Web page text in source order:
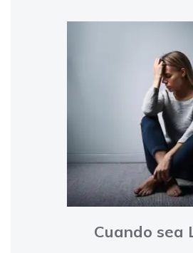
Cuando sea